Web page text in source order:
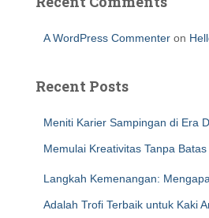
A WordPress Commenter on
Recent Posts
Meniti Karier Sampingan di Era
Memulai Kreativitas Tanpa Batas
Langkah Kemenangan:
Adalah Trofi Terbaik untuk Kaki